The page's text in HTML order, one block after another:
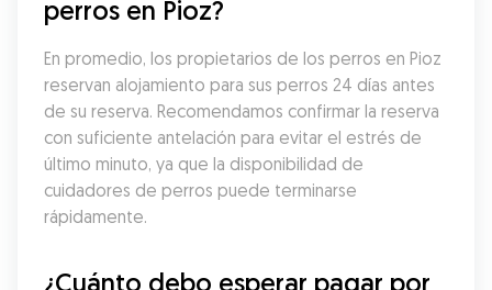
perros en Pioz?
En promedio, los propietarios de los perros en Pioz
reservan alojamiento para sus perros 24 días antes
de su reserva. Recomendamos confirmar la reserva
con suficiente antelación para evitar el estrés de
último minuto, ya que la disponibilidad de
cuidadores de perros puede terminarse
rápidamente.
¿Cuánto debo esperar pagar por